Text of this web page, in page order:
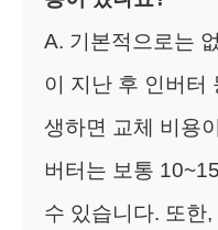
A. 기본적으로는
이 지난 후 인버터
생하면 교체 비용
버터는 보통
수 있습니다. 또한